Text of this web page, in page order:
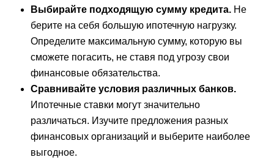
Выбирайте подходящую сумму кредита.Не
берите на себя большую ипотечную нагрузку.
Определите максимальную сумму, которую вы
сможете погасить, не ставя под угрозу свои
финансовые обязательства.
Сравнивайте условия различных банков.
Ипотечные ставки могут значительно
различаться. Изучите предложения разных
финансовых организаций и выберите наиболее
выгодное.